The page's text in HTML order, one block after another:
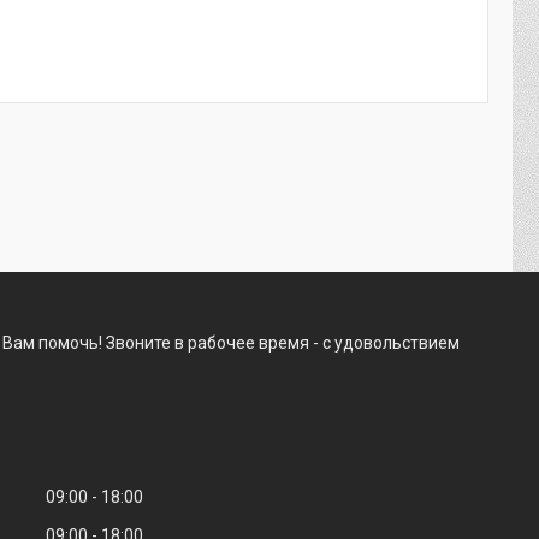
помочь! Звоните в рабочее время - с удовольствием
09:00
18:00
09:00
18:00